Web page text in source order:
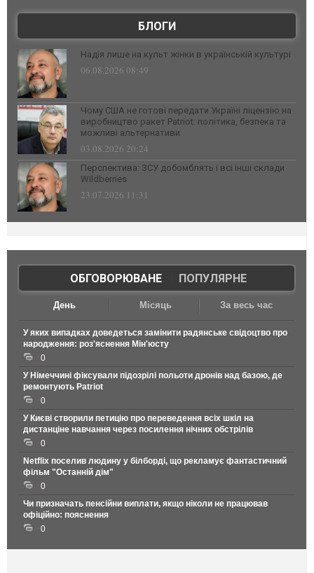
БЛОГИ
Надія лише на культ жінки в українській культурі
06.08.2026 08:49
Чому США не готові передати Україні ліцензію на
виробництво ракет Patriot: політика, безпека та
можливі альтернативи
03.08.2026 20:24
Перспектива: ЗСУ добомблять і всі інші склади
Wildberries
23.07.2026 11:31
ОБГОВОРЮВАНЕ| ПОПУЛЯРНЕ
День Місяць За весь час
У яких випадках доведеться замінити радянське свідоцтво про
народження: роз'яснення Мін'юсту
0
У Німеччині фіксували підозрілі польоти дронів над базою, де
ремонтують Patriot
0
У Києві створили петицію про переведення всіх шкіл на
дистанціне навчання через посилення нічних обстрілів
0
Netflix поселив людину у білборді, що рекламує фантастичний
фільм "Останній дім"
0
Чи призначать пенсійни виплати, якщо ніколи не працював
офіційно: пояснення
0